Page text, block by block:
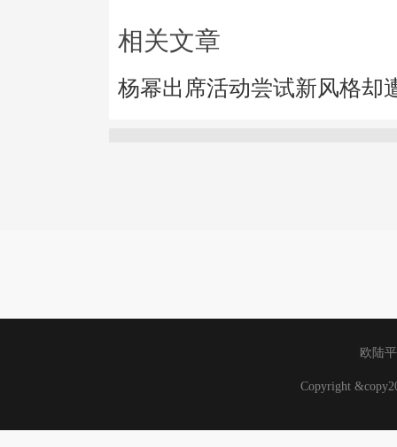
相关文章
杨幂出席活动尝试新风格却
欧陆
Copyright